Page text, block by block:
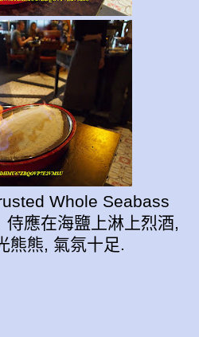
Whole Seabass
應在海鹽上淋上烈酒,
熊熊, 氣氛十足.